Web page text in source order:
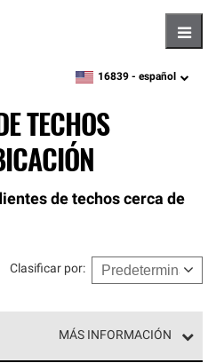
zipcode,language
16839 - español
TECHOS
de techos cerca de
Clasificar por:
MÁS INFORMACIÓN